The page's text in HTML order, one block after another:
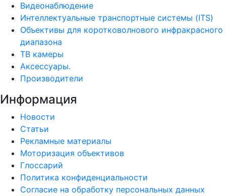
Видеонаблюдение
Интеллектуальные транспортные системы (ITS)
Объективы для коротковолнового инфракрасного
диапазона
ТВ камеры
Аксессуары.
Производители
Информация
Новости
Статьи
Рекламные материалы
Моторизация объективов
Глоссарий
Политика конфиденциальности
Согласие на обработку персональных данных